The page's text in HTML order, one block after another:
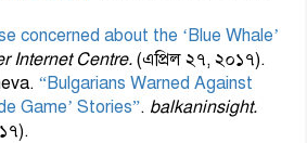
concerned about the ‘Blue Whale’
Internet Centre. (এপ্রিল ২৭, ২০১৭).
“Bulgarians Warned Against
Game’ Stories”. balkaninsight.